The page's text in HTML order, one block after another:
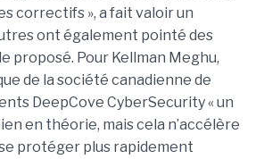
correctifs », a fait valoir un
ont également pointé des
proposé. Pour Kellman Meghu,
de la société canadienne de
DeepCove CyberSecurity « un
en théorie, mais cela n’accélère
protéger plus rapidement